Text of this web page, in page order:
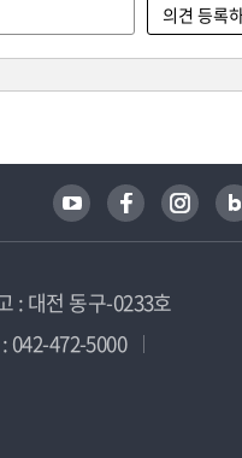
: 대전 동구-0233호
042-472-5000